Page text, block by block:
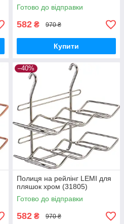
Готово до відправки
582 ₴ 970 ₴
Купити
–40%
Полиця на рейлінг LEMI для
пляшок хром (31805)
Готово до відправки
582 ₴ 970 ₴